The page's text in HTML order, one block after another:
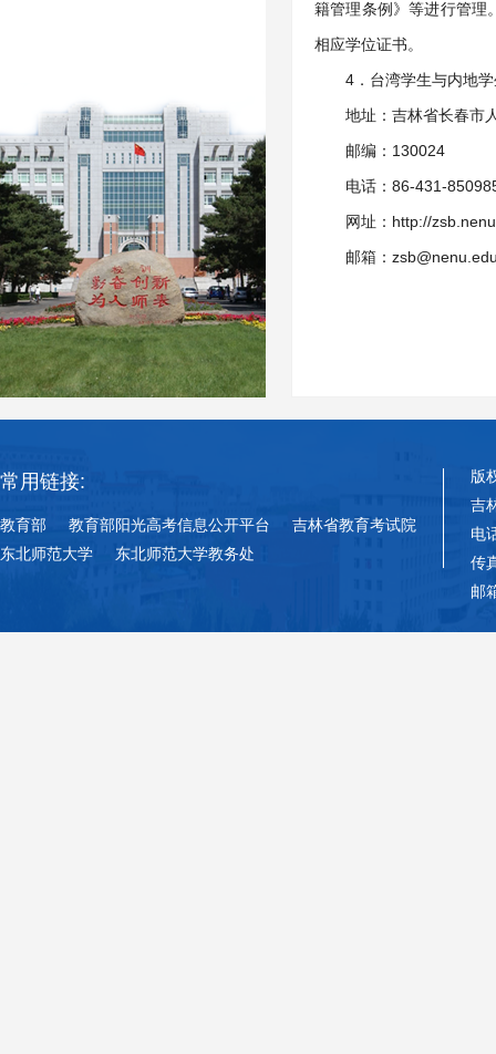
籍管理条例》等进行管理
相应学位证书。
4．台湾学生与内地
地址：吉林省长春市
邮编：130024
电话：86-431-
网址：http://
邮箱：
常用链接:
教育部 教育部阳光高考信息公开平台
吉林省教育考试院
东北师范大学
东北师范大学教务处
版
吉
电
传
邮